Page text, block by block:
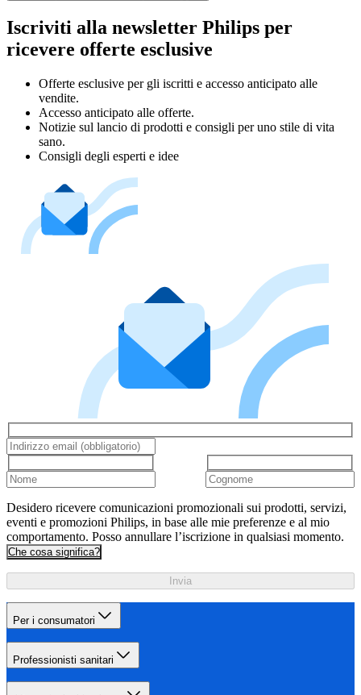
Iscriviti alla newsletter Philips per
ricevere offerte esclusive
Offerte esclusive per gli iscritti e accesso anticipato alle
vendite.
Accesso anticipato alle offerte.
Notizie sul lancio di prodotti e consigli per uno stile di vita
sano.
Consigli degli esperti e idee
Desidero ricevere comunicazioni promozionali sui prodotti, servizi,
eventi e promozioni Philips, in base alle mie preferenze e al mio
comportamento. Posso annullare l’iscrizione in qualsiasi momento.
Che cosa significa?
Invia
Per i consumatori
Professionisti sanitari